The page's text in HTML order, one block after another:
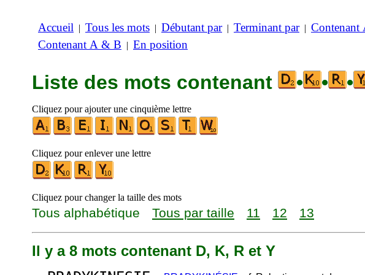
Accueil | Tous les mots | Débutant par| Terminant par| Contenant
Contenant A & B | En position
Liste des mots contenant • • •
Cliquez pour ajouter une cinquième lettre
Cliquez pour enlever une lettre
Cliquez pour changer la taille des mots
Tous alphabétique Tous par taille 11 12 13
Il y a 8 mots contenant D, K, R et Y